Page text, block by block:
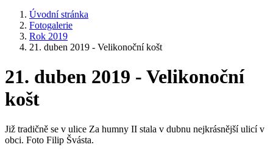
Úvodní stránka
Fotogalerie
Rok 2019
21. duben 2019 - Velikonoční košt
21. duben 2019 - Velikonoční
košt
Již tradičně se v ulice Za humny II stala v dubnu nejkrásnější ulicí v
obci. Foto Filip Švásta.